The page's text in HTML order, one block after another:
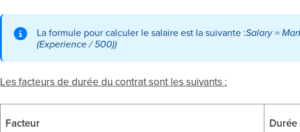
La formule pour calculer le salaire est la suivante :Salary =
(Experience / 500))
Les facteurs de durée du contrat sont les suivants :
Facteur